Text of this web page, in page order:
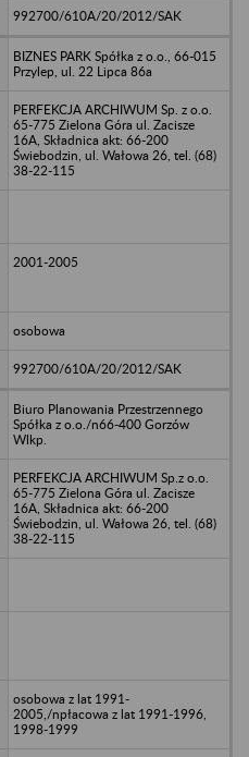
992700/610A/20/2012/SAK
BIZNES PARK Spółka z o.o., 66-015
Przylep, ul. 22 Lipca 86a
PERFEKCJA ARCHIWUM Sp. z o.o.
65-775 Zielona Góra ul. Zacisze
16A, Składnica akt: 66-200
Świebodzin, ul. Wałowa 26, tel. (68)
38-22-115
2001-2005
osobowa
992700/610A/20/2012/SAK
Biuro Planowania Przestrzennego
Spółka z o.o./n66-400 Gorzów
Wlkp.
PERFEKCJA ARCHIWUM Sp.z o.o.
65-775 Zielona Góra ul. Zacisze
16A, Składnica akt: 66-200
Świebodzin, ul. Wałowa 26, tel. (68)
38-22-115
osobowa z lat 1991-
2005,/npłacowa z lat 1991-1996,
1998-1999